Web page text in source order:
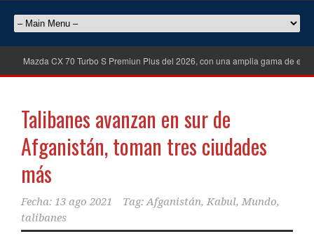
Mazda CX 70 Turbo S Premiun Plus del 2026, con una amplia gama de
Talibanes avanzan en sur de
Afganistán, toman tres ciudades
más
Fecha: 13 ago 2021 Tag:Afganistán, Kabul, Mundo,
talibanes